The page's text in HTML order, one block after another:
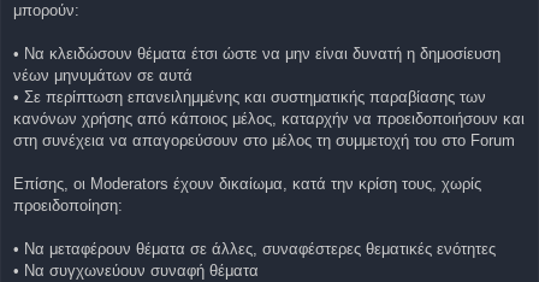
μπορούν:
• Να κλειδώσουν θέματα έτσι ώστε να μην είναι δυνατή η δημοσίευση
νέων μηνυμάτων σε αυτά
• Σε περίπτωση επανειλημμένης και συστηματικής παραβίασης των
κανόνων χρήσης από κάποιος μέλος, καταρχήν να προειδοποιήσουν και
στη συνέχεια να απαγορεύσουν στο μέλος τη συμμετοχή του στο Forum
Επίσης, οι Moderators έχουν δικαίωμα, κατά την κρίση τους, χωρίς
προειδοποίηση:
• Να μεταφέρουν θέματα σε άλλες, συναφέστερες θεματικές ενότητες
• Να συγχωνεύουν συναφή θέματα